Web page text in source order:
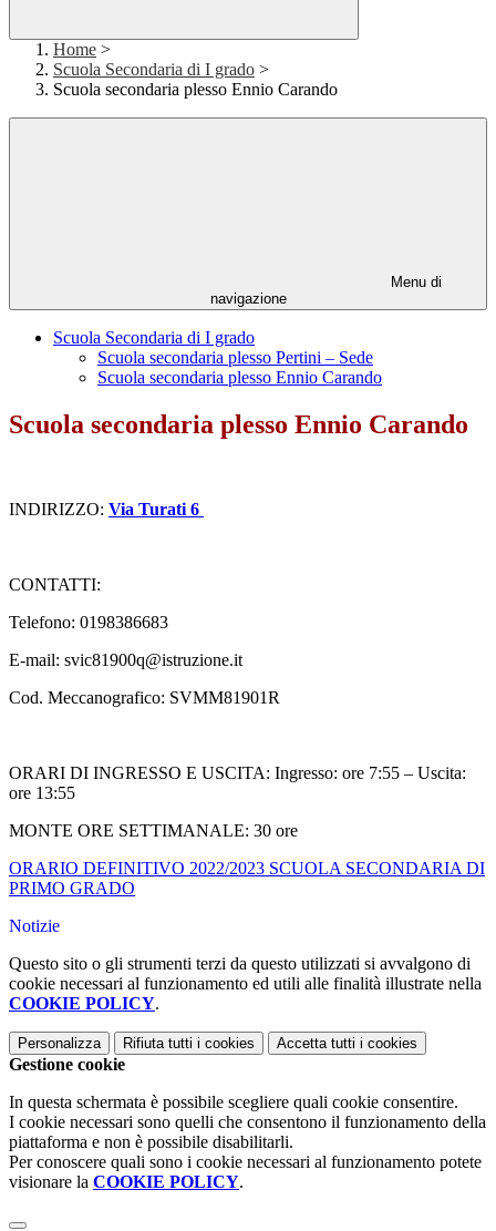
Home >
Scuola Secondaria di I grado >
Scuola secondaria plesso Ennio Carando
Menu di
navigazione
Scuola Secondaria di I grado
Scuola secondaria plesso Pertini – Sede
Scuola secondaria plesso Ennio Carando
Scuola secondaria plesso Ennio Carando
INDIRIZZO: Via Turati 6
CONTATTI:
Telefono: 0198386683
E-mail: svic81900q@istruzione.it
Cod. Meccanografico: SVMM81901R
ORARI DI INGRESSO E USCITA: Ingresso: ore 7:55 – Uscita:
ore 13:55
MONTE ORE SETTIMANALE: 30 ore
ORARIO DEFINITIVO 2022/2023 SCUOLA SECONDARIA DI
PRIMO GRADO
Notizie
Questo sito o gli strumenti terzi da questo utilizzati si avvalgono di
cookie necessari al funzionamento ed utili alle finalità illustrate nella
COOKIE POLICY.
Personalizza Rifiuta tutti i cookies Accetta tutti i cookies
Gestione cookie
In questa schermata è possibile scegliere quali cookie consentire.
I cookie necessari sono quelli che consentono il funzionamento della
piattaforma e non è possibile disabilitarli.
Per conoscere quali sono i cookie necessari al funzionamento potete
visionare la COOKIE POLICY.